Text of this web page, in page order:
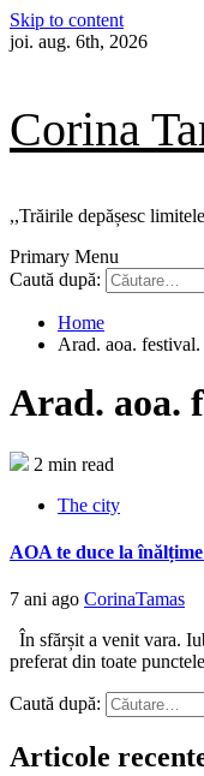
Skip to content
joi. aug. 6th, 2026
Corina
,,Trăirile depășesc
Primary Menu
Caută după:
Home
Arad. aoa. festival.
Arad. aoa.
2 min read
The city
AOA te duce la
7 ani ago CorinaTamas
În sfărșit a venit vara.
preferat din toate
Caută după:
Articole